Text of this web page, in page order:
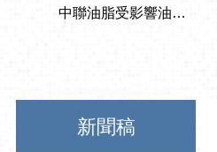
新聞稿